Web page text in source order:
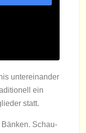
unter­ein­an­der
ein
statt.
Bän­ken. Schau­